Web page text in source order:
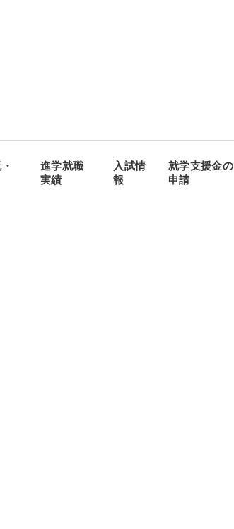
進学就職
実績
入試情
報
就学支援金の
申請